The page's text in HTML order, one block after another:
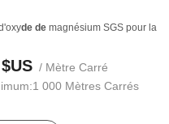
de de magnésium SGS pour la
/ Mètre Carré
1 000 Mètres Carrés